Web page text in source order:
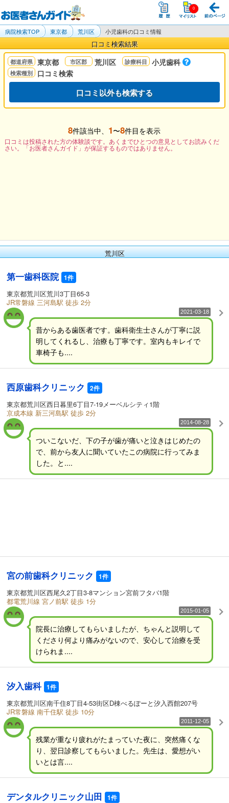
病院検索TOP 東京都 荒川区 小児歯科の口コミ情報
口コミ検索結果
東京都 荒川区
小児歯科
口コミ検索
口コミ以外も検索する
8件該当中、 1〜8件目を表示
口コミは投稿された方の体験談です。あくまでひとつの意見としてお読みくだ
さい。「お医者さんガイド」が保証するものではありません。
荒川区
第一歯科医院 1件
東京都荒川区荒川3丁目65-3
JR常磐線 三河島駅 徒歩 2分
2021-03-18
昔からある歯医者です。歯科衛生士さんが丁寧に説
明してくれるし、治療も丁寧です。室内もキレイで
車椅子も....
西原歯科クリニック 2件
東京都荒川区西日暮里6丁目7-19メーベルシティ1階
京成本線 新三河島駅 徒歩 2分
2014-08-28
ついこないだ、下の子が歯が痛いと泣きはじめたの
で、前から友人に聞いていたこの病院に行ってみま
した。と....
宮の前歯科クリニック 1件
東京都荒川区西尾久2丁目3-8マンション宮前フタバ1階
都電荒川線 宮ノ前駅 徒歩 1分
2015-01-05
院長に治療してもらいましたが、ちゃんと説明して
くださり何より痛みがないので、安心して治療を受
けられま....
汐入歯科 1件
東京都荒川区南千住8丁目4-53街区D棟べるぽーと汐入西館207号
JR常磐線 南千住駅 徒歩 10分
2011-12-05
残業が重なり疲れがたまっていた夜に、突然痛くな
り、翌日診察してもらいました。先生は、愛想がい
いとは言....
デンタルクリニック山田 1件